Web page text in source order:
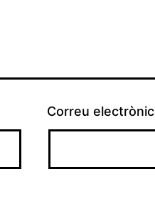
Correu electrònic